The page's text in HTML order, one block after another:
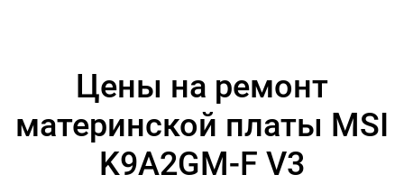
Цены на ремонт
материнской платы MSI
K9A2GM-F V3